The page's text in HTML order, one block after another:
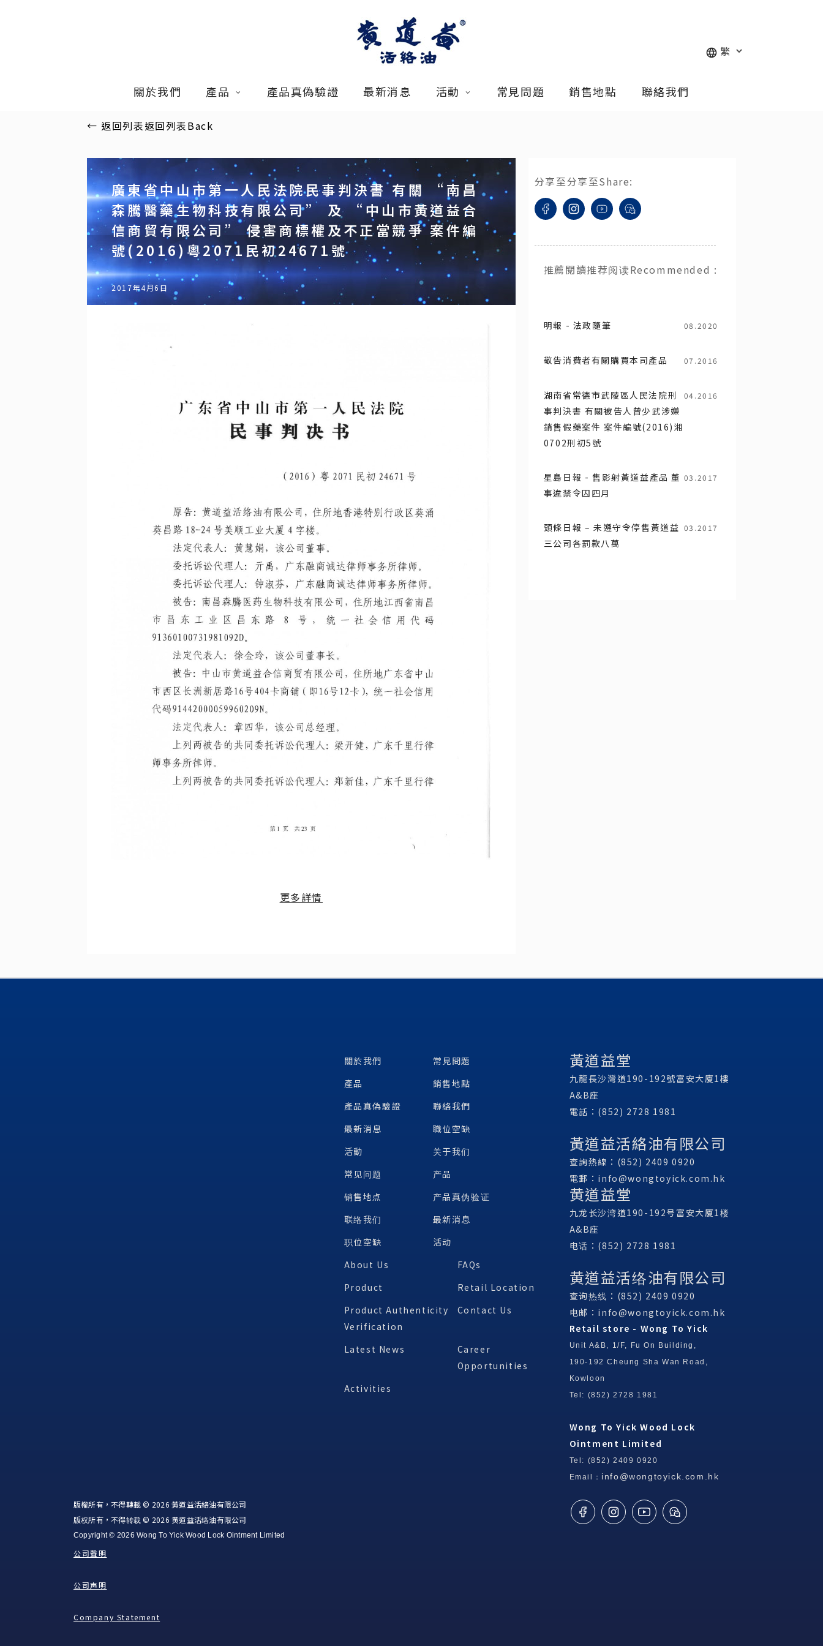
關於我們 產品 產品真偽驗證 最新消息 活動 常見問題 銷售地點 聯絡我們
← 返回列表返回列表Back
廣東省中山市第一人民法院民事判決書 有關 “南昌
森騰醫藥生物科技有限公司” 及 “中山市黃道益合
信商貿有限公司” 侵害商標權及不正當競爭 案件編
號(2016)粵2071民初24671號
2017年4月6日
更多詳情
分享至分享至Share:
推薦閱讀推荐阅读Recommended :
明報 - 法政隨筆 08.2020
敬告消費者有關購買本司產品 07.2016
湖南省常德市武陵區人民法院刑
事判決書 有關被告人曾少武涉嫌
銷售假藥案件 案件編號(2016)湘
0702刑初5號
04.2016
星島日報 - 售影射黃道益產品 董
事違禁令囚四月
03.2017
頭條日報 – 未遵守令停售黃道益
三公司各罰款八萬
03.2017
關於我們
常見問題
產品
銷售地點
產品真偽驗證
聯絡我們
最新消息
職位空缺
活動
关于我们
常见问题
产品
销售地点
产品真伪验证
联络我们
最新消息
职位空缺
活动
About Us
FAQs
Product
Retail Location
Product Authenticity
Verification
Contact Us
Latest News
Career
Opportunities
Activities
黃道益堂
九龍長沙灣道190-192號富安大廈1樓
A&B座
電話：(852) 2728 1981
黃道益活絡油有限公司
查詢熱線：(852) 2409 0920
電郵： info@wongtoyick.com.hk
黄道益堂
九龙长沙湾道190-192号富安大厦1楼
A&B座
电话：(852) 2728 1981
黄道益活络油有限公司
查询热线：(852) 2409 0920
电邮： info@wongtoyick.com.hk
Retail store - Wong To Yick
Unit A&B, 1/F, Fu On Building,
190-192 Cheung Sha Wan Road,
Kowloon
Tel: (852) 2728 1981
Wong To Yick Wood Lock
Ointment Limited
Tel: (852) 2409 0920
Email： info@wongtoyick.com.hk
版權所有，不得轉載 © 2026 黃道益活絡油有限公司
版权所有，不得转载 © 2026 黄道益活络油有限公司
Copyright © 2026 Wong To Yick Wood Lock Ointment Limited
公司聲明
公司声明
Company Statement